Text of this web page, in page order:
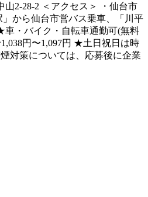
山2-28-2 ＜アクセス＞ ・仙台市
から仙台市営バス乗車、「川平
・バイク・自転車通勤可(無料
円〜1,097円 ★土日祝日は時
対策については、応募後に企業